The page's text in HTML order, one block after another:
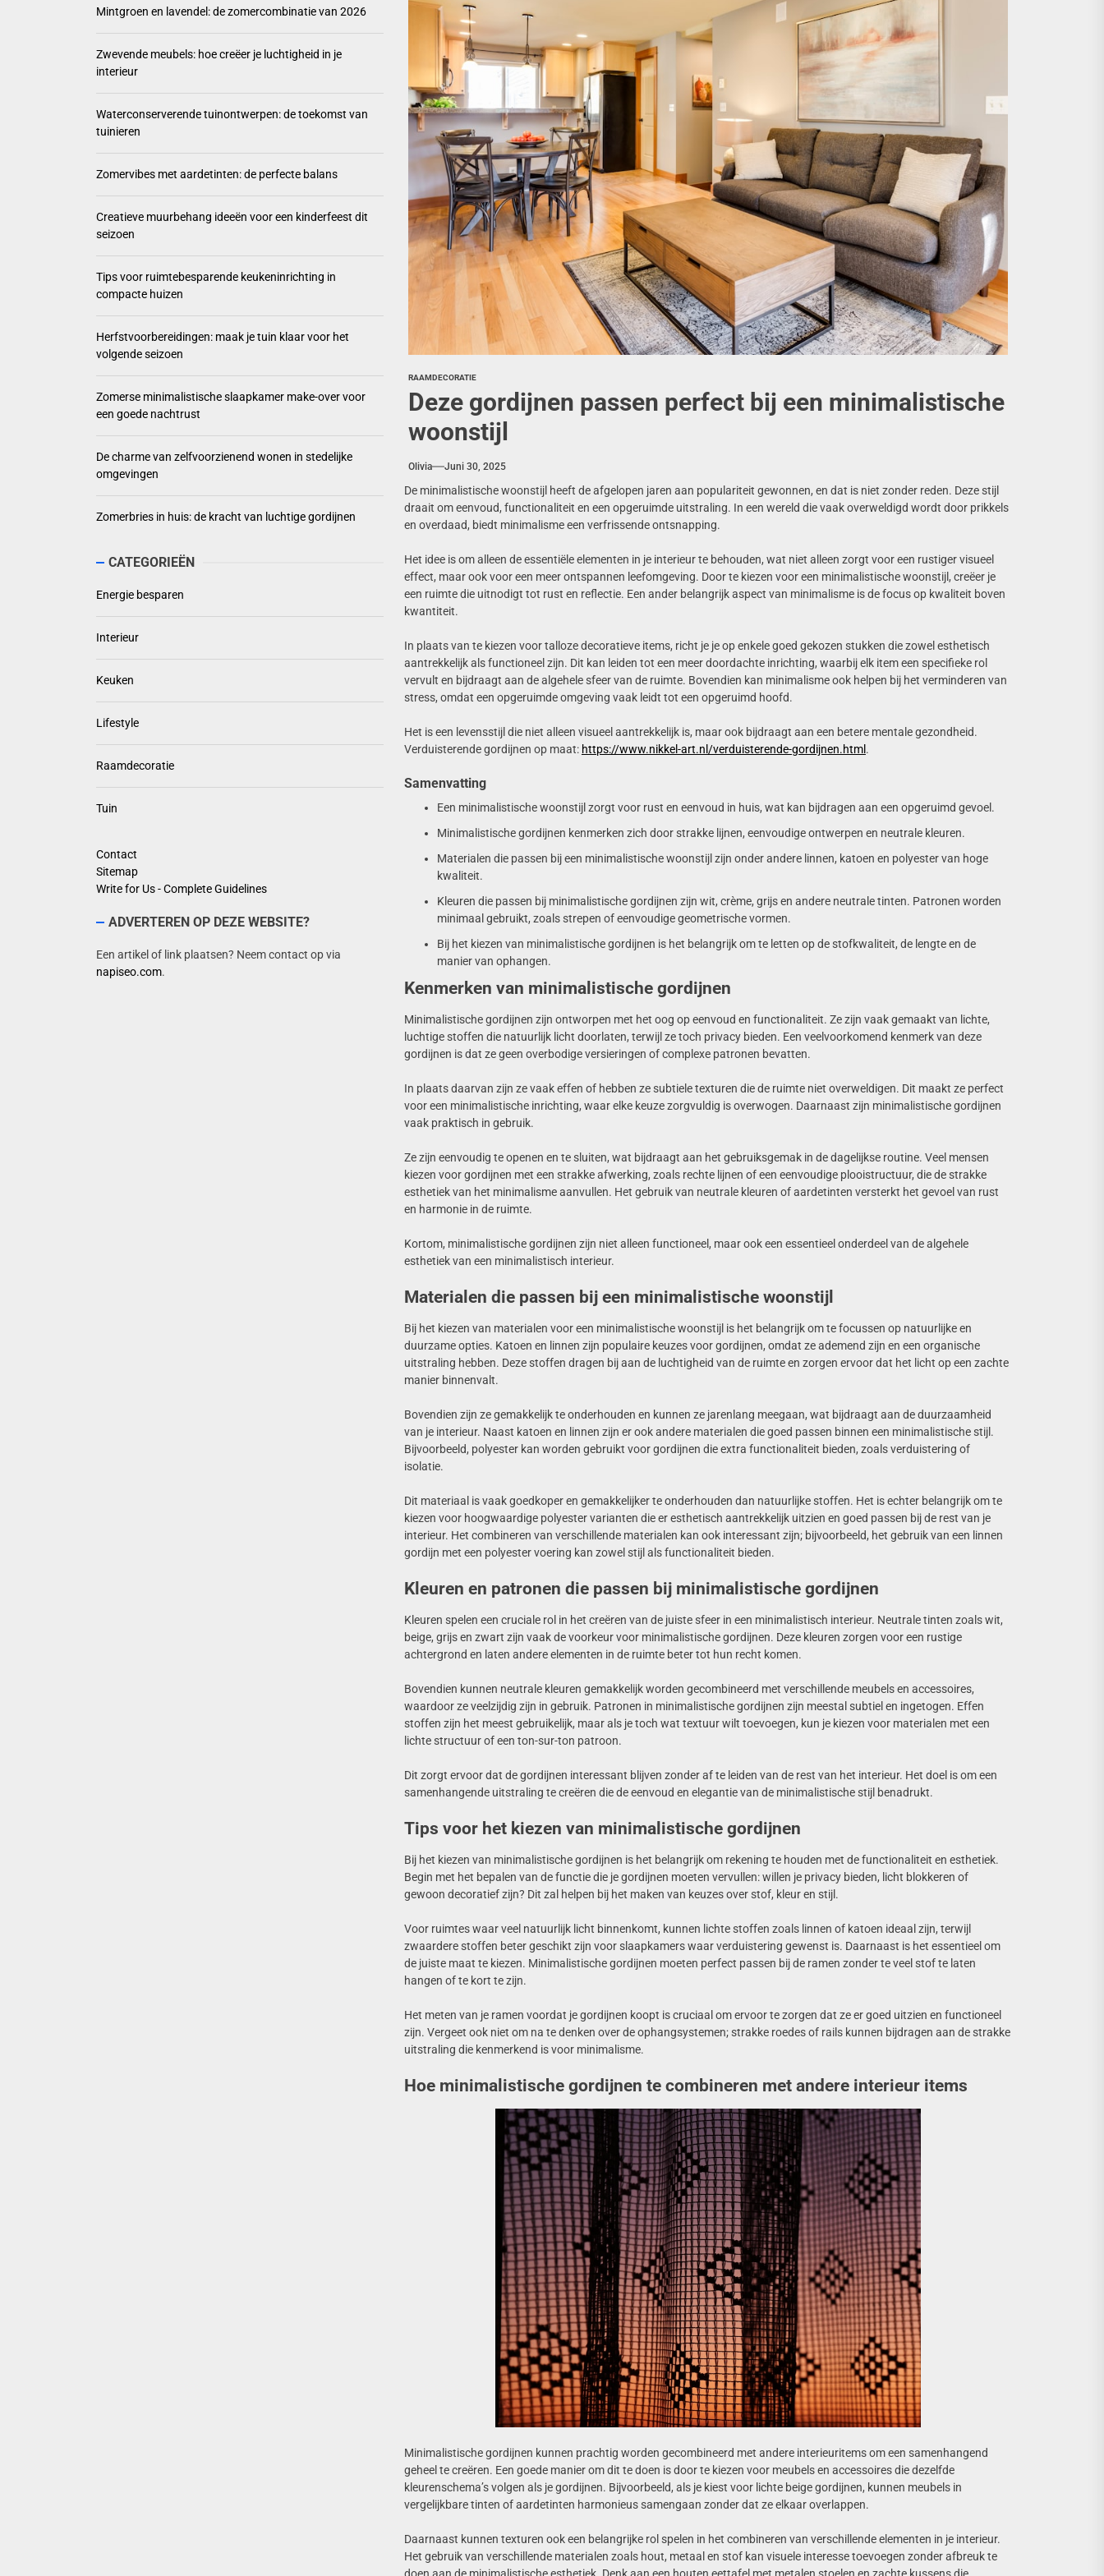
Zwevende meubels: hoe creëer je luchtigheid in je interieur
Waterconserverende tuinontwerpen: de toekomst van tuinieren
Zomervibes met aardetinten: de perfecte balans
Creatieve muurbehang ideeën voor een kinderfeest dit seizoen
RAAMDECORATIE
Deze gordijnen passen perfect bij een minimalistische
woonstijl
Olivia Juni 30, 2025
De minimalistische woonstijl heeft de afgelopen jaren aan populariteit gewonnen, en dat is niet zonder reden. Deze stijl
draait om eenvoud, functionaliteit en een opgeruimde uitstraling. In een wereld die vaak overweldigd wordt door prikkels
en overdaad, biedt minimalisme een verfrissende ontsnapping.
Het idee is om alleen de essentiële elementen in je interieur te behouden, wat niet alleen zorgt voor een rustiger visueel
effect, maar ook voor een meer ontspannen leefomgeving. Door te kiezen voor een minimalistische woonstijl, creëer je
een ruimte die uitnodigt tot rust en reflectie. Een ander belangrijk aspect van minimalisme is de focus op kwaliteit boven
kwantiteit.
In plaats van te kiezen voor talloze decoratieve items, richt je je op enkele goed gekozen stukken die zowel esthetisch
aantrekkelijk als functioneel zijn. Dit kan leiden tot een meer doordachte inrichting, waarbij elk item een specifieke rol
vervult en bijdraagt aan de algehele sfeer van de ruimte. Bovendien kan minimalisme ook helpen bij het verminderen van
stress, omdat een opgeruimde omgeving vaak leidt tot een opgeruimd hoofd.
Het is een levensstijl die niet alleen visueel aantrekkelijk is, maar ook bijdraagt aan een betere mentale gezondheid.
Verduisterende gordijnen op maat: https://www.nikkel-art.nl/verduisterende-gordijnen.html .
Samenvatting
Een minimalistische woonstijl zorgt voor rust en eenvoud in huis, wat kan bijdragen aan een opgeruimd gevoel.
Minimalistische gordijnen kenmerken zich door strakke lijnen, eenvoudige ontwerpen en neutrale kleuren.
Materialen die passen bij een minimalistische woonstijl zijn onder andere linnen, katoen en polyester van hoge
kwaliteit.
Kleuren die passen bij minimalistische gordijnen zijn wit, crème, grijs en andere neutrale tinten. Patronen worden
minimaal gebruikt, zoals strepen of eenvoudige geometrische vormen.
Bij het kiezen van minimalistische gordijnen is het belangrijk om te letten op de stofkwaliteit, de lengte en de
manier van ophangen.
Kenmerken van minimalistische gordijnen
Minimalistische gordijnen zijn ontworpen met het oog op eenvoud en functionaliteit. Ze zijn vaak gemaakt van lichte,
luchtige stoffen die natuurlijk licht doorlaten, terwijl ze toch privacy bieden. Een veelvoorkomend kenmerk van deze
gordijnen is dat ze geen overbodige versieringen of complexe patronen bevatten.
In plaats daarvan zijn ze vaak effen of hebben ze subtiele texturen die de ruimte niet overweldigen. Dit maakt ze perfect
voor een minimalistische inrichting, waar elke keuze zorgvuldig is overwogen. Daarnaast zijn minimalistische gordijnen
vaak praktisch in gebruik.
Ze zijn eenvoudig te openen en te sluiten, wat bijdraagt aan het gebruiksgemak in de dagelijkse routine. Veel mensen
kiezen voor gordijnen met een strakke afwerking, zoals rechte lijnen of een eenvoudige plooistructuur, die de strakke
esthetiek van het minimalisme aanvullen. Het gebruik van neutrale kleuren of aardetinten versterkt het gevoel van rust
en harmonie in de ruimte.
Kortom, minimalistische gordijnen zijn niet alleen functioneel, maar ook een essentieel onderdeel van de algehele
esthetiek van een minimalistisch interieur.
Materialen die passen bij een minimalistische woonstijl
Bij het kiezen van materialen voor een minimalistische woonstijl is het belangrijk om te focussen op natuurlijke en
duurzame opties. Katoen en linnen zijn populaire keuzes voor gordijnen, omdat ze ademend zijn en een organische
uitstraling hebben. Deze stoffen dragen bij aan de luchtigheid van de ruimte en zorgen ervoor dat het licht op een zachte
manier binnenvalt.
Bovendien zijn ze gemakkelijk te onderhouden en kunnen ze jarenlang meegaan, wat bijdraagt aan de duurzaamheid
van je interieur. Naast katoen en linnen zijn er ook andere materialen die goed passen binnen een minimalistische stijl.
Bijvoorbeeld, polyester kan worden gebruikt voor gordijnen die extra functionaliteit bieden, zoals verduistering of
isolatie.
Dit materiaal is vaak goedkoper en gemakkelijker te onderhouden dan natuurlijke stoffen. Het is echter belangrijk om te
kiezen voor hoogwaardige polyester varianten die er esthetisch aantrekkelijk uitzien en goed passen bij de rest van je
interieur. Het combineren van verschillende materialen kan ook interessant zijn; bijvoorbeeld, het gebruik van een linnen
gordijn met een polyester voering kan zowel stijl als functionaliteit bieden.
Kleuren en patronen die passen bij minimalistische gordijnen
Kleuren spelen een cruciale rol in het creëren van de juiste sfeer in een minimalistisch interieur. Neutrale tinten zoals wit,
beige, grijs en zwart zijn vaak de voorkeur voor minimalistische gordijnen. Deze kleuren zorgen voor een rustige
achtergrond en laten andere elementen in de ruimte beter tot hun recht komen.
Bovendien kunnen neutrale kleuren gemakkelijk worden gecombineerd met verschillende meubels en accessoires,
waardoor ze veelzijdig zijn in gebruik. Patronen in minimalistische gordijnen zijn meestal subtiel en ingetogen. Effen
stoffen zijn het meest gebruikelijk, maar als je toch wat textuur wilt toevoegen, kun je kiezen voor materialen met een
lichte structuur of een ton-sur-ton patroon.
Dit zorgt ervoor dat de gordijnen interessant blijven zonder af te leiden van de rest van het interieur. Het doel is om een
samenhangende uitstraling te creëren die de eenvoud en elegantie van de minimalistische stijl benadrukt.
Tips voor het kiezen van minimalistische gordijnen
Bij het kiezen van minimalistische gordijnen is het belangrijk om rekening te houden met de functionaliteit en esthetiek.
Begin met het bepalen van de functie die je gordijnen moeten vervullen: willen je privacy bieden, licht blokkeren of
gewoon decoratief zijn? Dit zal helpen bij het maken van keuzes over stof, kleur en stijl.
Voor ruimtes waar veel natuurlijk licht binnenkomt, kunnen lichte stoffen zoals linnen of katoen ideaal zijn, terwijl
zwaardere stoffen beter geschikt zijn voor slaapkamers waar verduistering gewenst is. Daarnaast is het essentieel om
de juiste maat te kiezen. Minimalistische gordijnen moeten perfect passen bij de ramen zonder te veel stof te laten
hangen of te kort te zijn.
Het meten van je ramen voordat je gordijnen koopt is cruciaal om ervoor te zorgen dat ze er goed uitzien en functioneel
zijn. Vergeet ook niet om na te denken over de ophangsystemen; strakke roedes of rails kunnen bijdragen aan de strakke
uitstraling die kenmerkend is voor minimalisme.
Hoe minimalistische gordijnen te combineren met andere interieur items
Minimalistische gordijnen kunnen prachtig worden gecombineerd met andere interieuritems om een samenhangend
geheel te creëren. Een goede manier om dit te doen is door te kiezen voor meubels en accessoires die dezelfde
kleurenschema’s volgen als je gordijnen. Bijvoorbeeld, als je kiest voor lichte beige gordijnen, kunnen meubels in
vergelijkbare tinten of aardetinten harmonieus samengaan zonder dat ze elkaar overlappen.
Daarnaast kunnen texturen ook een belangrijke rol spelen in het combineren van verschillende elementen in je interieur.
Het gebruik van verschillende materialen zoals hout, metaal en stof kan visuele interesse toevoegen zonder afbreuk te
Mintgroen en lavendel: de zomercombinatie van 2026
Zwevende meubels: hoe creëer je luchtigheid in je
interieur
Waterconserverende tuinontwerpen: de toekomst van
tuinieren
Zomervibes met aardetinten: de perfecte balans
Creatieve muurbehang ideeën voor een kinderfeest dit
seizoen
Tips voor ruimtebesparende keukeninrichting in
compacte huizen
Herfstvoorbereidingen: maak je tuin klaar voor het
volgende seizoen
Zomerse minimalistische slaapkamer make-over voor
een goede nachtrust
De charme van zelfvoorzienend wonen in stedelijke
omgevingen
Zomerbries in huis: de kracht van luchtige gordijnen
CATEGORIEËN
Energie besparen
Interieur
Keuken
Lifestyle
Raamdecoratie
Tuin
Contact
Sitemap
Write for Us - Complete Guidelines
ADVERTEREN OP DEZE WEBSITE?
Een artikel of link plaatsen? Neem contact op via
napiseo.com.